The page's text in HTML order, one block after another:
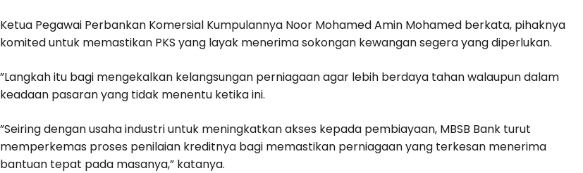
Ketua Pegawai Perbankan Komersial Kumpulannya Noor Mohamed Amin Mohamed berkata, pihaknya
komited untuk memastikan PKS yang layak menerima sokongan kewangan segera yang diperlukan.
”Langkah itu bagi mengekalkan kelangsungan perniagaan agar lebih berdaya tahan walaupun dalam
keadaan pasaran yang tidak menentu ketika ini.
”Seiring dengan usaha industri untuk meningkatkan akses kepada pembiayaan, MBSB Bank turut
memperkemas proses penilaian kreditnya bagi memastikan perniagaan yang terkesan menerima
bantuan tepat pada masanya,” katanya.